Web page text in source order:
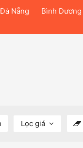
Đà Nẵng Bình Dương
Lọc giá